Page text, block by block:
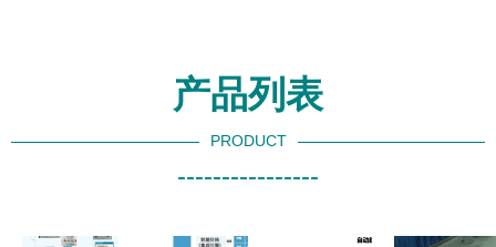
产品列表
PRODUCT
----------------